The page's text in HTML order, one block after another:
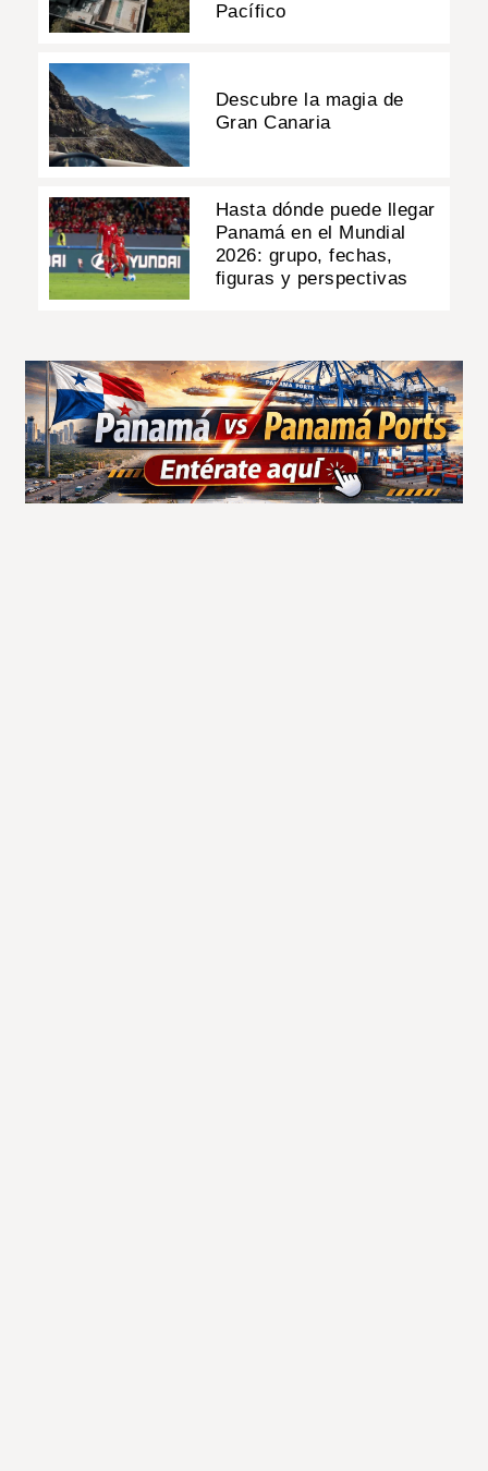
Pacífico
Descubre la magia de
Gran Canaria
Hasta dónde puede llegar
Panamá en el Mundial
2026: grupo, fechas,
figuras y perspectivas